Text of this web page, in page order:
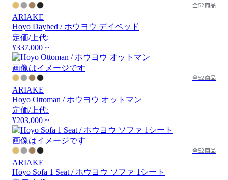
全52商品
ARIAKE
Hoyo Daybed / ホウヨウ デイベッド
定価/上代:
¥337,000 ~
画像はイメージです
全52商品
ARIAKE
Hoyo Ottoman / ホウヨウ オットマン
定価/上代:
¥203,000 ~
画像はイメージです
全52商品
ARIAKE
Hoyo Sofa 1 Seat / ホウヨウ ソファ 1シート